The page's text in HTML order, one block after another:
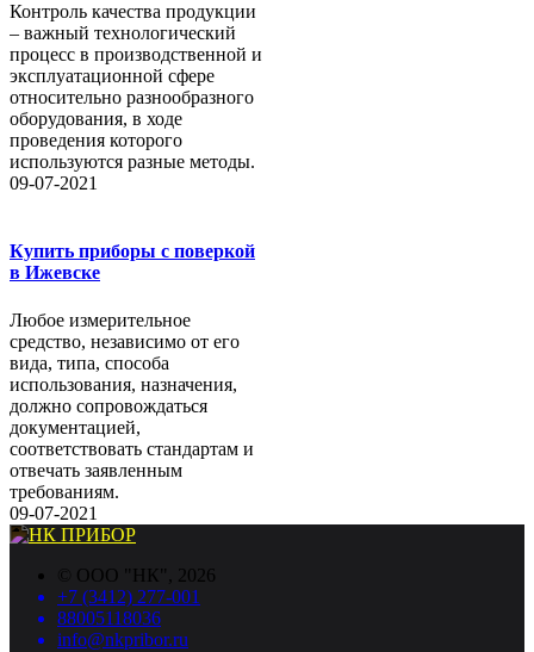
Контроль качества продукции
– важный технологический
процесс в производственной и
эксплуатационной сфере
относительно разнообразного
оборудования, в ходе
проведения которого
используются разные методы.
09-07-2021
Купить приборы с поверкой
в Ижевске
Любое измерительное
средство, независимо от его
вида, типа, способа
использования, назначения,
должно сопровождаться
документацией,
соответствовать стандартам и
отвечать заявленным
требованиям.
09-07-2021
© ООО "НК", 2026
+7 (3412) 277-001
88005118036
info@nkpribor.ru